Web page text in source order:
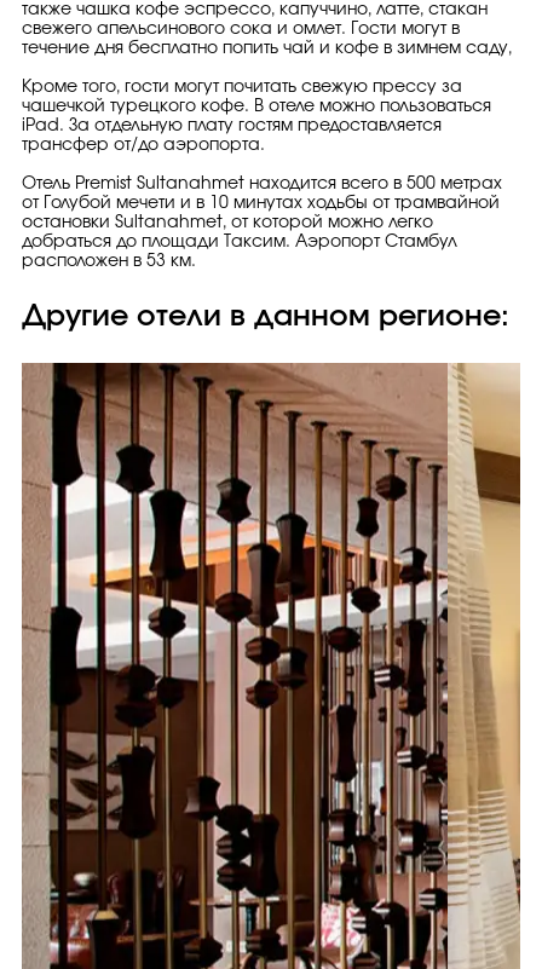
также чашка кофе эспрессо, капуччино, латте, стакан
свежего апельсинового сока и омлет. Гости могут в
течение дня бесплатно попить чай и кофе в зимнем саду,
Кроме того, гости могут почитать свежую прессу за
чашечкой турецкого кофе. В отеле можно пользоваться
iPad. За отдельную плату гостям предоставляется
трансфер от/до аэропорта.
Отель Premist Sultanahmet находится всего в 500 метрах
от Голубой мечети и в 10 минутах ходьбы от трамвайной
остановки Sultanahmet, от которой можно легко
добраться до площади Таксим. Аэропорт Стамбул
расположен в 53 км.
Другие отели в данном регионе: